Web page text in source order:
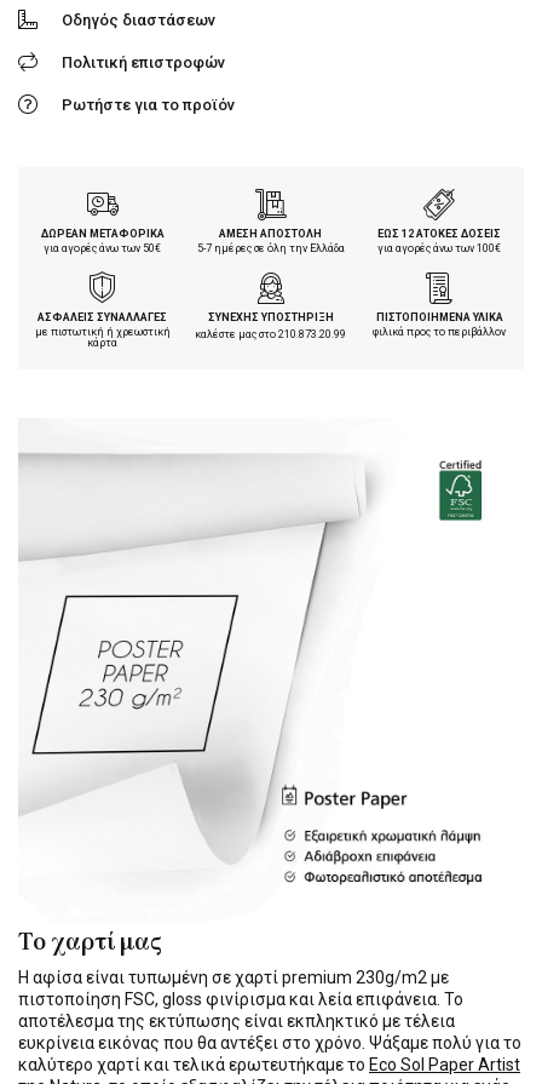
Οδηγός διαστάσεων
Πολιτική επιστροφών
Ρωτήστε για το προϊόν
ΔΩΡΕΑΝ ΜΕΤΑΦΟΡΙΚΑ
για αγορές άνω των 50€
ΑΜΕΣΗ ΑΠΟΣΤΟΛΗ
5-7 ημέρες σε όλη την Ελλάδα
ΕΩΣ 12 ΑΤΟΚΕΣ ΔΟΣΕΙΣ
για αγορές άνω των 100€
ΑΣΦΑΛΕΙΣ ΣΥΝΑΛΛΑΓΕΣ
με πιστωτική ή χρεωστική
κάρτα
ΣΥΝΕΧΗΣ ΥΠΟΣΤΗΡΙΞΗ
καλέστε μας στο210.873.20.99
ΠΙΣΤΟΠΟΙΗΜΕΝΑ ΥΛΙΚΑ
φιλικά προς το περιβάλλον
Το χαρτί μας
Η αφίσα είναι τυπωμένη σε χαρτί premium 230g/m2 με
πιστοποίηση FSC, gloss φινίρισμα και λεία επιφάνεια. Το
αποτέλεσμα της εκτύπωσης είναι εκπληκτικό με τέλεια
ευκρίνεια εικόνας που θα αντέξει στο χρόνο. Ψάξαμε πολύ για το
καλύτερο χαρτί και τελικά ερωτευτήκαμε το Eco Sol Paper Artist